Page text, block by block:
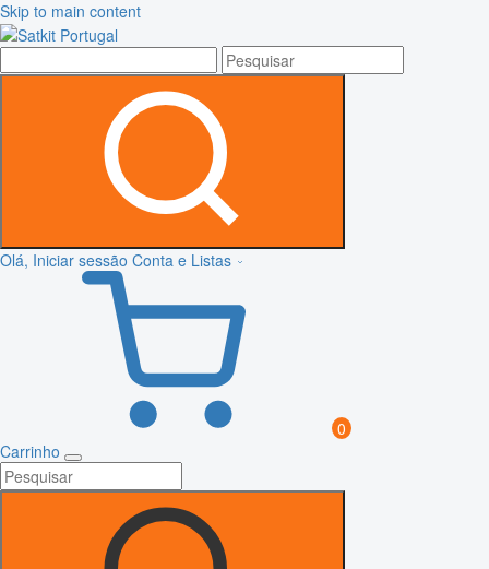
Skip to main content
Olá, Iniciar sessão Conta e Listas
0
Carrinho